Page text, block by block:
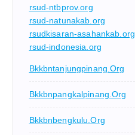
rsud-ntbprov.org
rsud-natunakab.org
rsudkisaran-asahankab.org
rsud-indonesia.org
Bkkbntanjungpinang.org
Bkkbnpangkalpinang.org
Bkkbnbengkulu.org